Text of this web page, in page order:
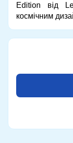
Edition від
космічним